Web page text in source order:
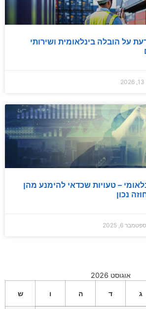
על הובלה בינלאומית ושירותי
– טעויות שכדאי להימנע מהן
נכון
ספטמבר 6, 2025
אוגוסט 2026
ג ד ה ו ש